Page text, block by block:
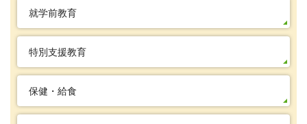
就学前教育
特別支援教育
保健・給食